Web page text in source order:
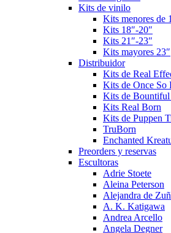
Kits de vinilo
Kits menores de
Kits 18″-20″
Kits 21″-23″
Kits mayores 23″
Distribuidor
Kits de Real
Kits de Once So
Kits de
Kits Real Born
Kits de Puppen
TruBorn
Enchanted
Preorders y reservas
Escultoras
Adrie Stoete
Aleina Peterson
Alejandra de
A. K. Katigawa
Andrea Arcello
Angela Degner